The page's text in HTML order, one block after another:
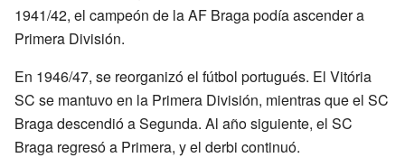
1941/42, el campeón de la AF Braga podía ascender a
Primera División.
En 1946/47, se reorganizó el fútbol portugués. El Vitória
SC se mantuvo en la Primera División, mientras que el SC
Braga descendió a Segunda. Al año siguiente, el SC
Braga regresó a Primera, y el derbi continuó.